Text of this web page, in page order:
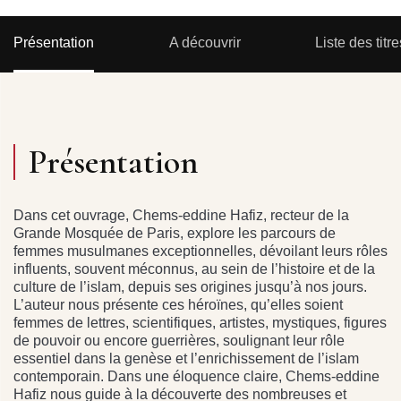
Présentation A découvrir Liste des
Présentation
Dans cet ouvrage, Chems-eddine Hafiz, recteur de la
Grande Mosquée de Paris, explore les parcours de
femmes musulmanes exceptionnelles, dévoilant leurs rôles
influents, souvent méconnus, au sein de l’histoire et de la
culture de l’islam, depuis ses origines jusqu’à nos jours.
L’auteur nous présente ces héroïnes, qu’elles soient
femmes de lettres, scientifiques, artistes, mystiques, figures
de pouvoir ou encore guerrières, soulignant leur rôle
essentiel dans la genèse et l’enrichissement de l’islam
contemporain. Dans une éloquence claire, Chems-eddine
Hafiz nous guide à la découverte des nombreuses et